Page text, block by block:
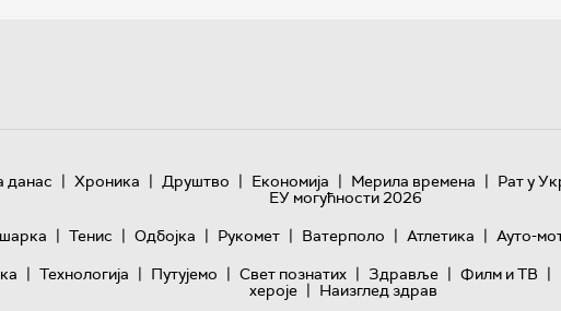
данас | Хроника | Друштво | Економија | Мерила времена | Рат у
ЕУ могућности 2026
| Тенис | Одбојка | Рукомет | Ватерполо | Атлетика | Ауто-
| Технологијa | Путујемо | Свет познатих | Здравље | Филм и ТВ |
хероје | Наизглед здрав